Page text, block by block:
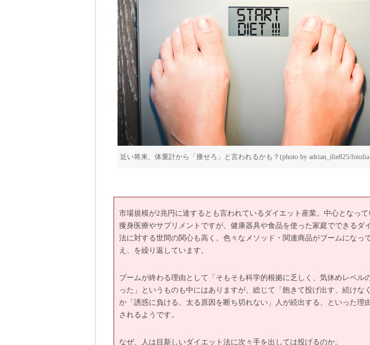
近い将来、体重計から「痩せろ」と言われるかも？(photo by adrian_ilie825/
市場規模が2兆円に達するとも言われているダイエット産業。中心となって
痩身医療やサプリメントですが、健康器具や食品を使った家庭でできるダ
法に対する世間の関心も高く、色々なメソッド・関連商品がブームになっ
え、を繰り返しています。
ブームが終わる理由として「そもそも科学的根拠に乏しく、気休めレベル
った」というものも中にはありますが、総じて「飽きて投げ出す、続けな
か「誘惑に負ける、太る原因を断ち切れない」人が続出する、といった理
されるようです。
なぜ、人は目新しいダイエット法に次々手を出しては投げるのか。